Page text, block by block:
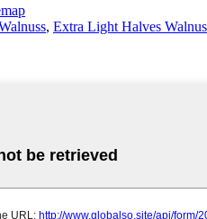
, Extra Light Halves